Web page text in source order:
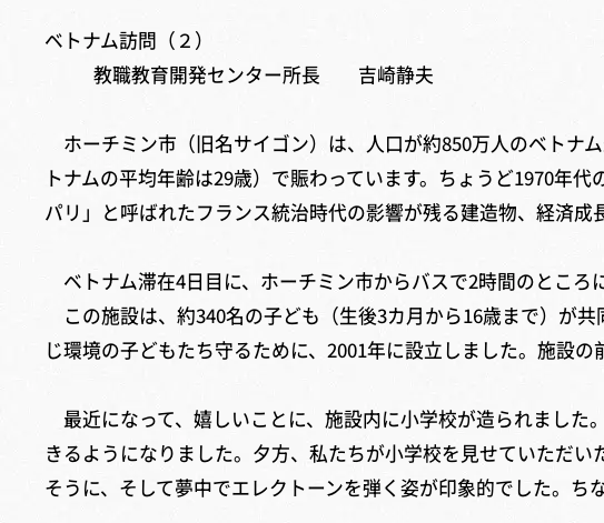
ベトナム訪問（２）
教職教育開発センター所長 吉崎静夫
ホーチミン市（旧名サイゴン）は、人口が約850万人のベトナ
トナムの平均年齢は29歳）で賑わっています。ちょうど1970年
パリ」と呼ばれたフランス統治時代の影響が残る建造物、経済
ベトナム滞在4日目に、ホーチミン市からバスで2時間のところ
この施設は、約340名の子ども（生後3カ月から16歳まで）が
じ環境の子どもたち守るために、2001年に設立しました。施設
最近になって、嬉しいことに、施設内に小学校が造られまし
きるようになりました。夕方、私たちが小学校を見せていただ
そうに、そして夢中でエレクトーンを弾く姿が印象的でした。ち